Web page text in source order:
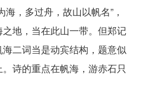
，多过舟，故山以帆名”，
地，当在此山一带。但郑记
二词当是动宾结构，题意似
诗的重点在帆海，游赤石只